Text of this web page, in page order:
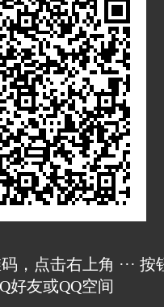
，点击右上角 ··· 按
好友或QQ空间